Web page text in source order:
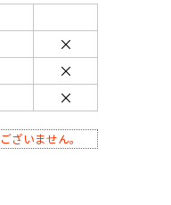
×
×
×
ざいません。